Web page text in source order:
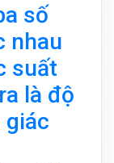
số
nhau
suất
là độ
giác